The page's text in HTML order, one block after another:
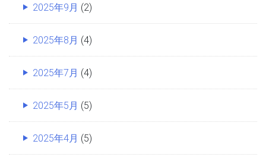
2025年9月 (2)
2025年8月 (4)
2025年7月 (4)
2025年5月 (5)
2025年4月 (5)